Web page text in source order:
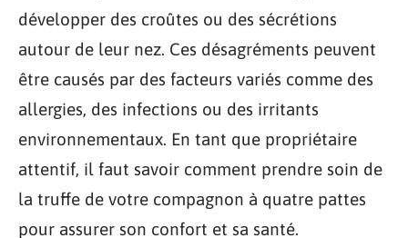
développer des croûtes ou des sécrétions
autour de leur nez. Ces désagréments peuvent
être causés par des facteurs variés comme des
allergies, des infections ou des irritants
environnementaux. En tant que propriétaire
attentif, il faut savoir comment prendre soin de
la truffe de votre compagnon à quatre pattes
pour assurer son confort et sa santé.